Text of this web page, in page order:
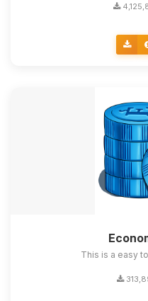
This is a easy